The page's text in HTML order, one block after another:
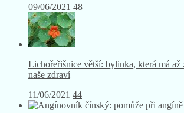
09/06/2021 48
Lichořeřišnice větší: bylinka, která má až
naše zdraví
11/06/2021 44